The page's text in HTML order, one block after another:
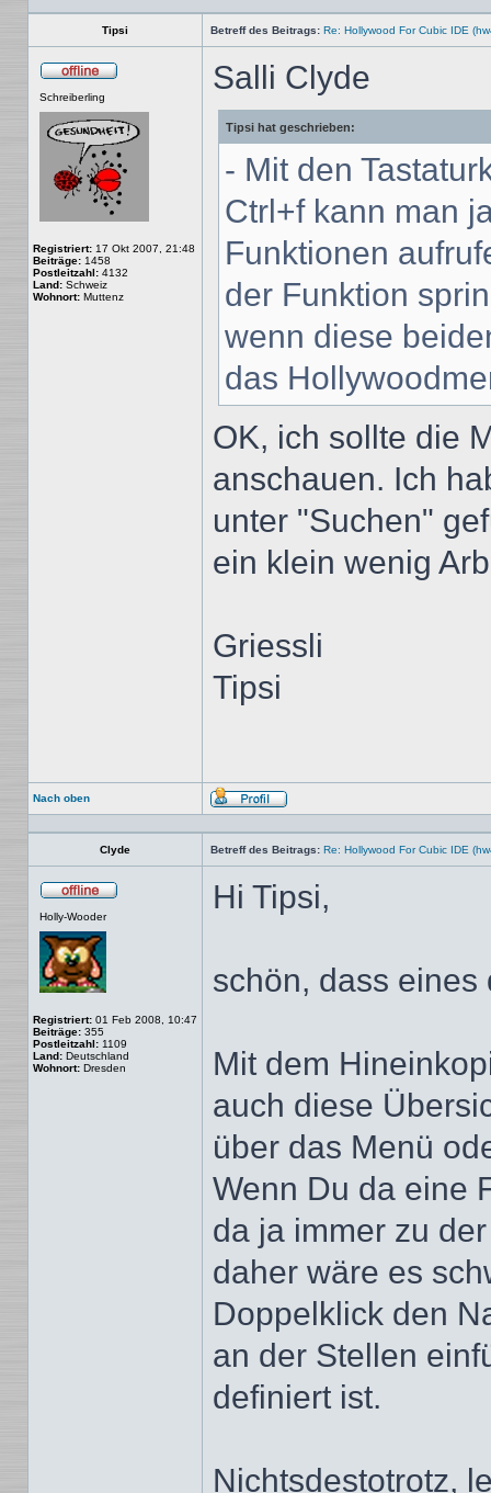
Tipsi Betreff des Beitrags: Re: Hollywood For Cubic IDE
Schreiberling
Registriert: 17 Okt 2007, 21:48
Beiträge: 1458
Postleitzahl: 4132
Land: Schweiz
Wohnort: Muttenz
Salli Clyde
Tipsi hat geschrieben:
- Mit den
Ctrl+f kann man
Funktionen
der Funktion
wenn diese
das
OK, ich sollte die
anschauen. Ich
unter "Suchen"
ein klein wenig
Griessli
Tipsi
Nach oben
Profil
Clyde Betreff des Beitrags: Re: Hollywood For Cubic IDE
Holly-Wooder
Registriert: 01 Feb 2008, 10:47
Beiträge: 355
Postleitzahl: 1109
Land: Deutschland
Wohnort: Dresden
Hi Tipsi,
schön, dass
Mit dem
auch diese
über das Menü
Wenn Du da eine
da ja immer zu
daher wäre es
Doppelklick den
an der Stellen
definiert ist.
Nichtsdestotrotz,